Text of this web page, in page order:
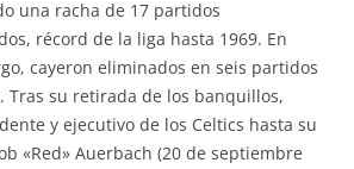
una racha de 17 partidos
récord de la liga hasta 1969. En
cayeron eliminados en seis partidos
Tras su retirada de los banquillos,
y ejecutivo de los Celtics hasta su
«Red» Auerbach (20 de septiembre